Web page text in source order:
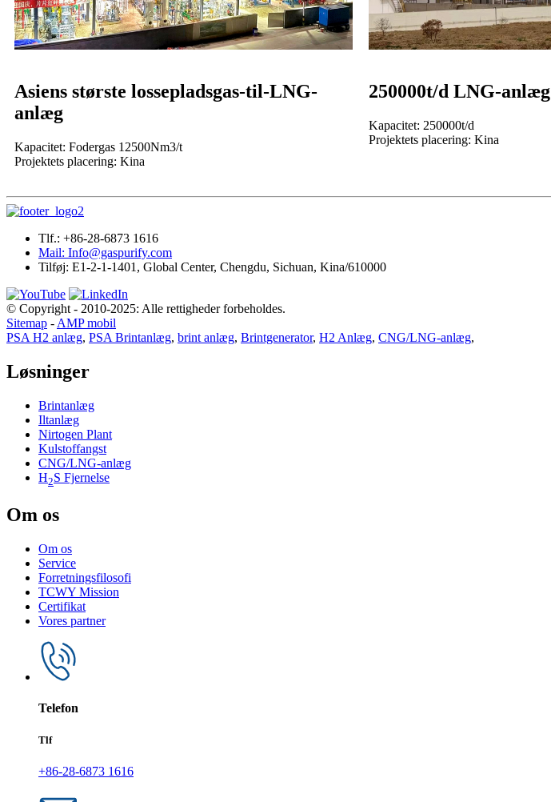
Asiens største lossepladsgas-til-LNG-
anlæg
Kapacitet: Fodergas 12500Nm3/t
Projektets placering: Kina
250000t/d LNG-anlæg
Kapacitet: 250000t/d
Projektets placering: Kina
Tlf.: +86-28-6873 1616
Mail: Info@gaspurify.com
Tilføj: E1-2-1-1401, Global Center, Chengdu, Sichuan, Kina/610000
© Copyright - 2010-2025: Alle rettigheder forbeholdes.
Sitemap - AMP mobil
PSA H2 anlæg, PSA Brintanlæg, brint anlæg, Brintgenerator, H2 Anlæg, CNG/LNG-anlæg,
Løsninger
Brintanlæg
Iltanlæg
Nirtogen Plant
Kulstoffangst
CNG/LNG-anlæg
H2S Fjernelse
Om os
Om os
Service
Forretningsfilosofi
TCWY Mission
Certifikat
Vores partner
Telefon
Tlf
+86-28-6873 1616